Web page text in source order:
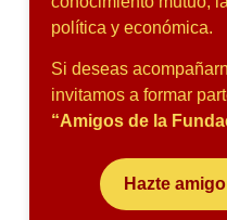
política y económica.
Si deseas
invitamos a formar
“Amigos de la
Hazte